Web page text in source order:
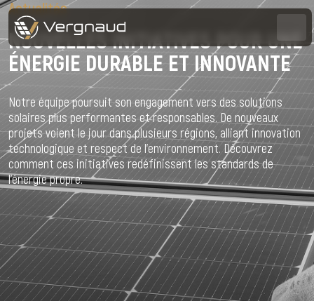
Actualités
NOUVELLES INITIATIVES POUR UNE
ÉNERGIE DURABLE ET INNOVANTE
Notre équipe poursuit son engagement vers des solutions
solaires plus performantes et responsables. De nouveaux
projets voient le jour dans plusieurs régions, alliant innovation
technologique et respect de l’environnement. Découvrez
comment ces initiatives redéfinissent les standards de
l’énergie propre.